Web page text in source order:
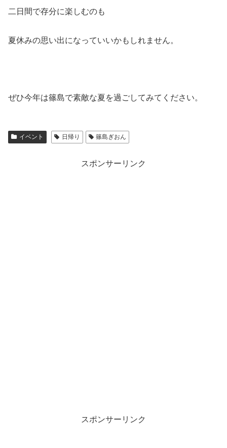
二日間で存分に楽しむのも
夏休みの思い出になっていいかもしれません。
ぜひ今年は篠島で素敵な夏を過ごしてみてください。
イベント 日帰り 篠島ぎおん
スポンサーリンク
スポンサーリンク